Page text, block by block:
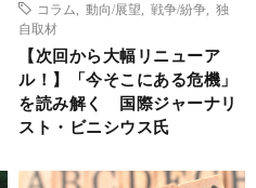
コラム
動向/展望 戦争/紛争
独
自取材
【次回から大幅リニューア
ル！】「今そこにある危機」
を読み解く 国際ジャーナリ
スト・ビニシウス氏